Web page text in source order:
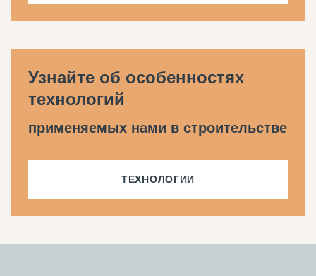
Узнайте об особенностях
технологий
применяемых нами в строительстве
ТЕХНОЛОГИИ